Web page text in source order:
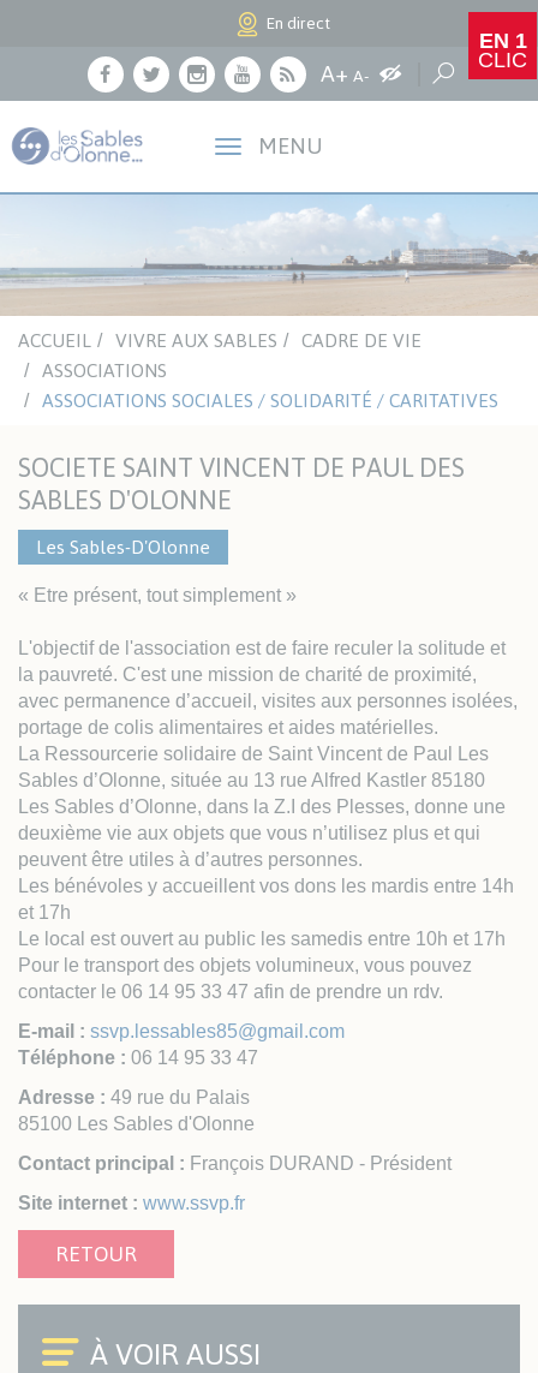
EN 1
CLIC
En direct
Facebook
TwitterInstagram
YoutubeRSSA+Agrandir le texte
A-Réduire le texte
Augmenter les
MENU
ACCUEIL VIVRE AUX SABLES
CADRE DE VIE
ASSOCIATIONS
ASSOCIATIONS SOCIALES / SOLIDARITÉ / CARITATIVES
SOCIETE SAINT VINCENT DE PAUL DES
SABLES D'OLONNE
Les Sables-D'Olonne
« Etre présent, tout simplement »
L'objectif de l'association est de faire reculer la solitude et
la pauvreté. C'est une mission de charité de proximité,
avec permanence d’accueil, visites aux personnes isolées,
portage de colis alimentaires et aides matérielles.
La Ressourcerie solidaire de Saint Vincent de Paul Les
Sables d’Olonne, située au 13 rue Alfred Kastler 85180
Les Sables d’Olonne, dans la Z.I des Plesses, donne une
deuxième vie aux objets que vous n’utilisez plus et qui
peuvent être utiles à d’autres personnes.
Les bénévoles y accueillent vos dons les mardis entre 14h
et 17h
Le local est ouvert au public les samedis entre 10h et 17h
Pour le transport des objets volumineux, vous pouvez
contacter le 06 14 95 33 47 afin de prendre un rdv.
E-mail : ssvp.lessables85@gmail.com
Téléphone : 06 14 95 33 47
Adresse : 49 rue du Palais
85100 Les Sables d'Olonne
Contact principal : François DURAND - Président
Site internet : www.ssvp.fr
RETOUR
Panneau de gestion des cookies